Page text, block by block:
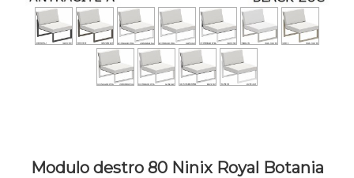
Modulo destro 80 Ninix Royal Botania